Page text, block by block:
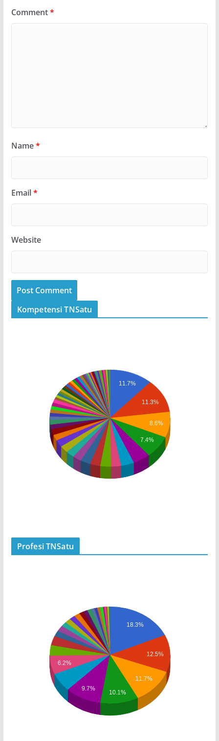
Comment*
Name*
Email*
Website
Kompetensi TNSatu
11.7%
11.3%
8.6%
7.4%
Profesi TNSatu
18.3%
12.5%
11.7%
6.2%
9.7%
10.1%